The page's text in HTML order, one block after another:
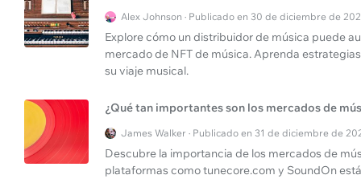
Alex Johnson · Publicado en 30 de diciembre de
Explore cómo un distribuidor de música puede
mercado de NFT de música. Aprenda
su viaje musical.
¿Qué tan importantes son los mercados de
James Walker · Publicado en 31 de diciembre de
Descubre la importancia de los mercados de
plataformas como tunecore.com y SoundOn